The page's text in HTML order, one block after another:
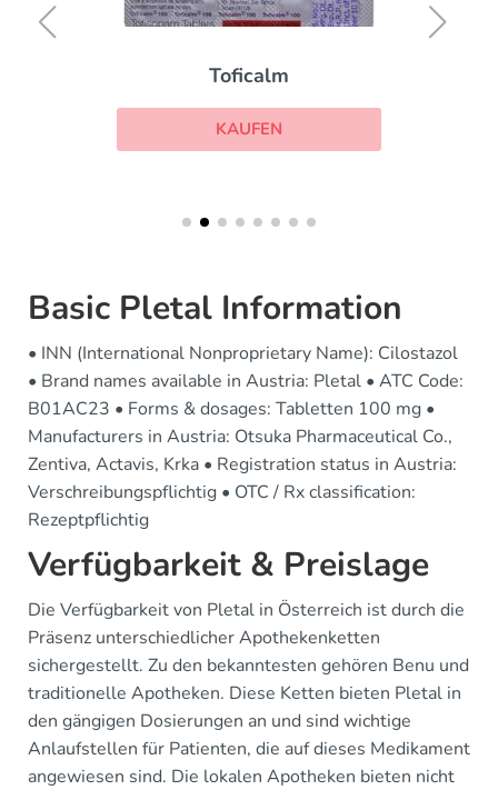
Toficalm
KAUFEN
Basic Pletal Information
• INN (International Nonproprietary Name): Cilostazol
• Brand names available in Austria: Pletal • ATC Code:
B01AC23 • Forms & dosages: Tabletten 100 mg •
Manufacturers in Austria: Otsuka Pharmaceutical Co.,
Zentiva, Actavis, Krka • Registration status in Austria:
Verschreibungspflichtig • OTC / Rx classification:
Rezeptpflichtig
Verfügbarkeit & Preislage
Die Verfügbarkeit von Pletal in Österreich ist durch die
Präsenz unterschiedlicher Apothekenketten
sichergestellt. Zu den bekanntesten gehören Benu und
traditionelle Apotheken. Diese Ketten bieten Pletal in
den gängigen Dosierungen an und sind wichtige
Anlaufstellen für Patienten, die auf dieses Medikament
angewiesen sind. Die lokalen Apotheken bieten nicht